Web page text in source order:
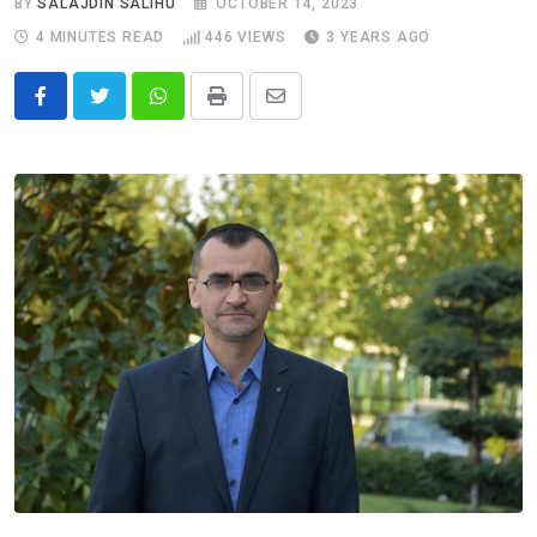
BYSALAJDIN SALIHU
OCTOBER 14, 2023
4 MINUTES READ
446 VIEWS 3 YEARS AGO
WhatsappPrint
Share
Email